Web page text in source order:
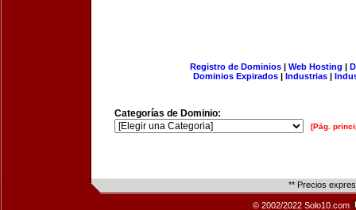
Registro de Dominios| Web Hosting |
Dominios Expirados | Industrias |
Categorías de Dominio:
[Pág.
** Precios
© 2002/2022 Solo10.com